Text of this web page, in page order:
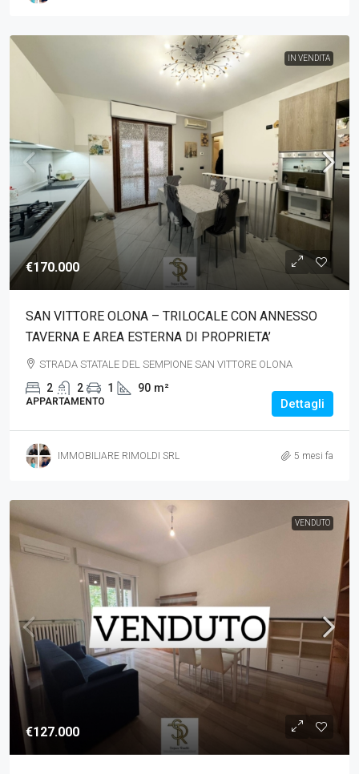
IN VENDITA
€170.000
SAN VITTORE OLONA – TRILOCALE CON ANNESSO
TAVERNA E AREA ESTERNA DI PROPRIETA’
STRADA STATALE DEL SEMPIONE SAN VITTORE OLONA
2 2 1 90 m²
APPARTAMENTO Dettagli
IMMOBILIARE RIMOLDI SRL 5 mesi fa
VENDUTO
€127.000